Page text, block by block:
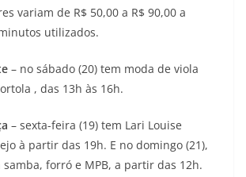
variam de R$ 50,00 a R$ 90,00 a
utilizados.
– no sábado (20) tem moda de viola
, das 13h às 16h.
– sexta-feira (19) tem Lari Louise
à partir das 19h. E no domingo (21),
samba, forró e MPB, a partir das 12h.